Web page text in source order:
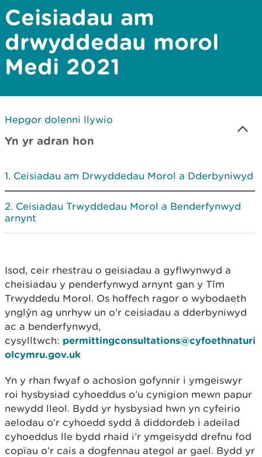
Ceisiadau am
drwyddedau morol
Medi 2021
Hepgor dolenni llywio
Yn yr adran hon
Ceisiadau am Drwyddedau Morol a Dderbyniwyd
Ceisiadau Trwyddedau Morol a Benderfynwyd
arnynt
Isod, ceir rhestrau o geisiadau a gyflwynwyd a
cheisiadau y penderfynwyd arnynt gan y Tîm
Trwyddedu Morol. Os hoffech ragor o wybodaeth
ynglŷn ag unrhyw un o’r ceisiadau a dderbyniwyd
ac a benderfynwyd,
cysylltwch: permittingconsultations@cyfoethnaturi
olcymru.gov.uk
Yn y rhan fwyaf o achosion gofynnir i ymgeiswyr
roi hysbysiad cyhoeddus o’u cynigion mewn papur
newydd lleol. Bydd yr hysbysiad hwn yn cyfeirio
aelodau o’r cyhoedd sydd â diddordeb i adeilad
cyhoeddus lle bydd rhaid i’r ymgeisydd drefnu fod
copïau o’r cais a dogfennau ategol ar gael. Bydd yr